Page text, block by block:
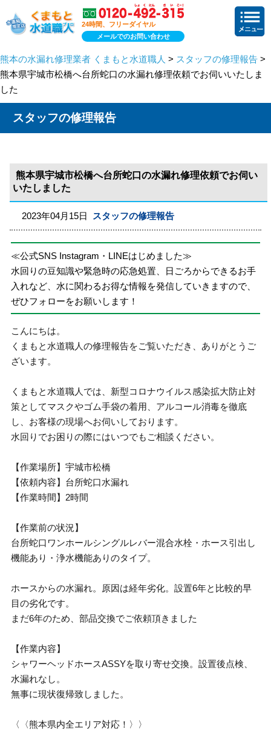
24時間、フリーダイヤル
メールでのお問い合わせ
熊本の水漏れ修理業者 くまもと水道職人 > スタッフの修理報告 >
熊本県宇城市松橋へ台所蛇口の水漏れ修理依頼でお伺いいたしま
した
スタッフの修理報告
熊本県宇城市松橋へ台所蛇口の水漏れ修理依頼でお伺い
いたしました
2023年04月15日 スタッフの修理報告
≪公式SNS Instagram・LINEはじめました≫
水回りの豆知識や緊急時の応急処置、日ごろからできるお手
入れなど、水に関わるお得な情報を発信していきますので、
ぜひフォローをお願いします！
こんにちは。
くまもと水道職人の修理報告をご覧いただき、ありがとうご
ざいます。
くまもと水道職人では、新型コロナウイルス感染拡大防止対
策としてマスクやゴム手袋の着用、アルコール消毒を徹底
し、お客様の現場へお伺いしております。
水回りでお困りの際にはいつでもご相談ください。
【作業場所】宇城市松橋
【依頼内容】台所蛇口水漏れ
【作業時間】2時間
【作業前の状況】
台所蛇口ワンホールシングルレバー混合水栓・ホース引出し
機能あり・浄水機能ありのタイプ。
ホースからの水漏れ。原因は経年劣化。設置6年と比較的早
目の劣化です。
まだ6年のため、部品交換でご依頼頂きました
【作業内容】
シャワーヘッドホースASSYを取り寄せ交換。設置後点検、
水漏れなし。
無事に現状復帰致しました。
〈〈熊本県内全エリア対応！〉〉